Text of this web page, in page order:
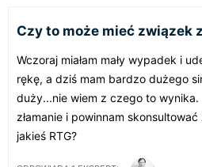
Czy to może mieć związek
Wczoraj miałam mały wypadek i
rękę, a dziś mam bardzo dużego
duży...nie wiem z czego to
złamanie i powinnam
jakieś RTG?